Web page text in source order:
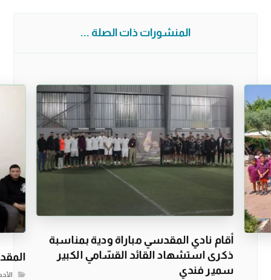
المنشورات ذات الصلة ...
أقام نادي المقدسي مباراة ودية بمناسبة
ذكرى استشهاد القائد القسّامي الكبير
سمير فندي